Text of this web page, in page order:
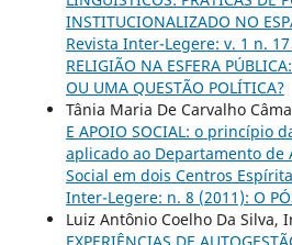
INSTITUCIONALIZADO NO
Revista Inter-Legere: v. 1 n. 17
RELIGIÃO NA ESFERA
OU UMA QUESTÃO POLÍTICA?
Tânia Maria De Carvalho
E APOIO SOCIAL: o princípio
aplicado ao Departamento de
Social em dois Centros
Inter-Legere: n. 8 (2011): O
Luiz Antônio Coelho Da Silva,
EXPERIÊNCIAS DE